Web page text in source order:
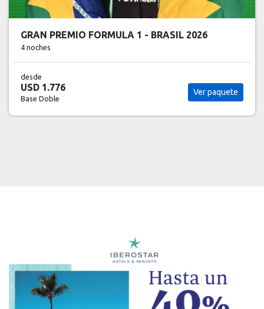
GRAN PREMIO FORMULA 1 - BRASIL 2026
4 noches
desde
USD 1.776
Base Doble
Ver paquete